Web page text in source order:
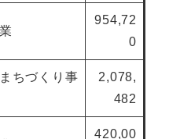
954,72
0
ちづくり事
2,078,
482
420,00